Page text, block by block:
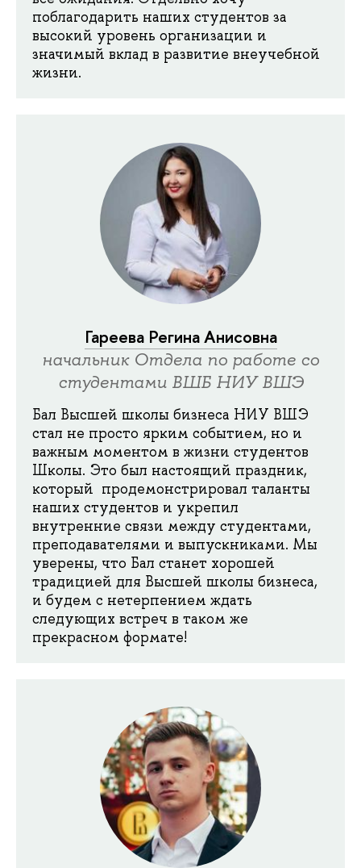
поблагодарить наших студентов за
высокий уровень организации и
значимый вклад в развитие внеучебной
жизни.
Гареева Регина Анисовна
начальник Отдела по работе со
студентами ВШБ НИУ ВШЭ
Бал Высшей школы бизнеса НИУ ВШЭ
стал не просто ярким событием, но и
важным моментом в жизни студентов
Школы. Это был настоящий праздник,
который продемонстрировал таланты
наших студентов и укрепил
внутренние связи между студентами,
преподавателями и выпускниками. Мы
уверены, что Бал станет хорошей
традицией для Высшей школы бизнеса,
и будем с нетерпением ждать
следующих встреч в таком же
прекрасном формате!